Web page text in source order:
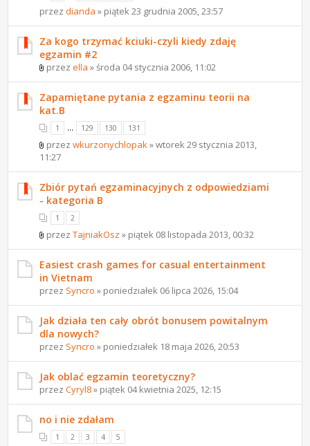
przezdianda » piątek 23 grudnia 2005, 23:57
Za kogo trzymać kciuki-czyli kiedy zdaję
egzamin #2
przezella » środa 04 stycznia 2006, 11:02
Zapamiętane pytania z egzaminu teorii na
kat.B
1 ... 129 130 131
przezwkurzonychlopak » wtorek 29 stycznia 2013,
11:27
Zbiór pytań egzaminacyjnych z odpowiedziami
- kategoria B
1 2
przezTajniakOsz » piątek 08 listopada 2013, 00:32
Easiest crash games for casual entertainment
in Vietnam
przez Syncro » poniedziałek 06 lipca 2026, 15:04
Jak działa ten cały obrót bonusem powitalnym
dla nowych?
przez Syncro » poniedziałek 18 maja 2026, 20:53
Jak oblać egzamin teoretyczny?
przezCyryl8» piątek 04 kwietnia 2025, 12:15
no i nie zdałam
1 2 3 4 5